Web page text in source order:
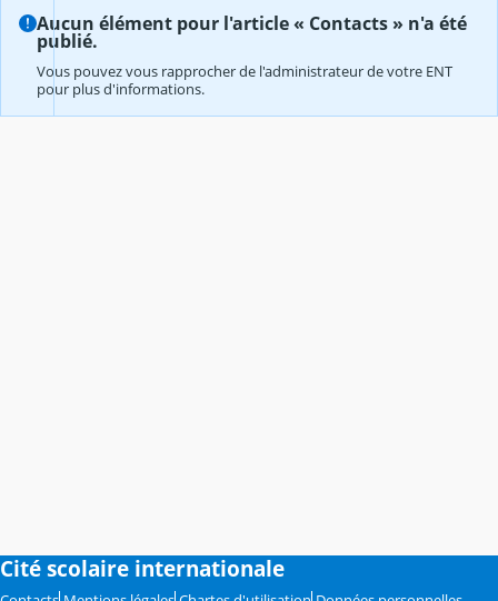
Aucun élément pour l'article « Contacts » n'a été
publié.
Vous pouvez vous rapprocher de l'administrateur de votre ENT
pour plus d'informations.
Cité scolaire internationale